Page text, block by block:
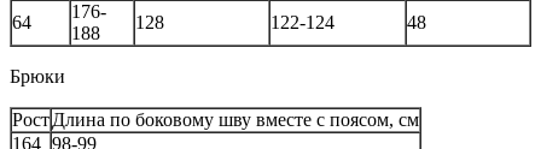
64
176-
188
128 122-124 48
Брюки
РостДлина по боковому шву вместе с поясом, см
164 98-99